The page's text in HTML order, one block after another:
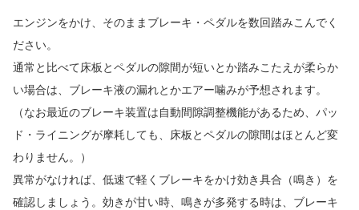
エンジンをかけ、そのままブレーキ・ペダルを数回踏みこんでく
ださい。
通常と比べて床板とペダルの隙間が短いとか踏みこたえが柔らか
い場合は、ブレーキ液の漏れとかエアー噛みが予想されます。
（なお最近のブレーキ装置は自動間隙調整機能があるため、パッ
ド・ライニングが摩耗しても、床板とペダルの隙間はほとんど変
わりません。）
異常がなければ、低速で軽くブレーキをかけ効き具合（鳴き）を
確認しましょう。効きが甘い時、鳴きが多発する時は、ブレーキ